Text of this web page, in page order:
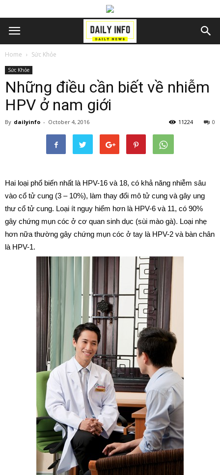
Home Sức Khỏe
Sức Khỏe
Những điều cần biết về nhiễm
HPV ở nam giới
By dailyinfo - October 4, 2016 0
11224
Hai loại phổ biến nhất là HPV-16 và 18, có khả năng nhiễm sâu
vào cổ tử cung (3 – 10%), làm thay đổi mô tử cung và gây ung
thư cổ tử cung. Loại ít nguy hiểm hơn là HPV-6 và 11, có 90%
gây chứng mụn cóc ở cơ quan sinh dục (sùi mào gà). Loại nhẹ
hơn nữa thường gây chứng mụn cóc ở tay là HPV-2 và bàn chân
là HPV-1.